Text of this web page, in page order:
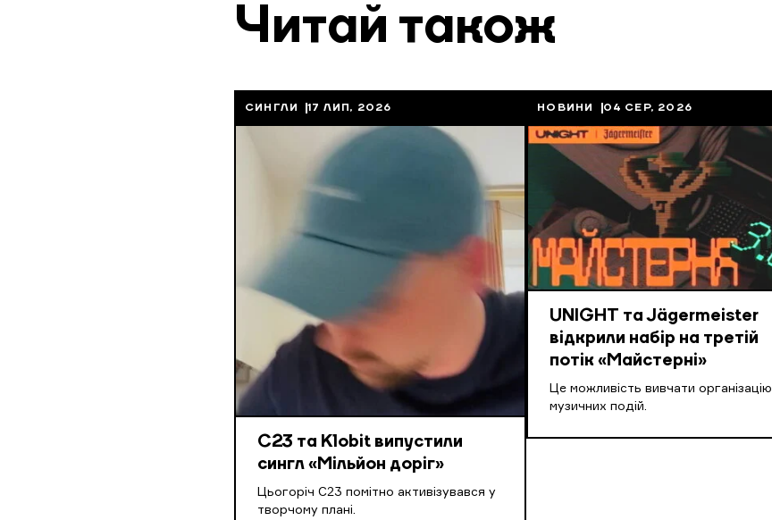
Читай також
СИНГЛИ 17 ЛИП, 2026
С23 та Klobit випустили
сингл «Мільйон доріг»
Цьогоріч С23 помітно активізувався у
творчому плані.
НОВИНИ 04 СЕР, 2026
UNIGHT та Jägermeister
відкрили набір на третій
потік «Майстерні»
Це можливість вивчати організацію
музичних подій.